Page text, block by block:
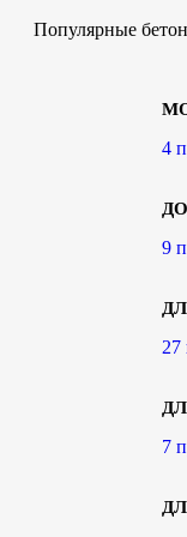
Популярные
4
9
27
7